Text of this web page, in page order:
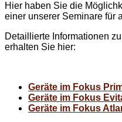
Hier haben Sie die
einer unserer Seminare für
Detaillierte Informationen
erhalten Sie hier:
Geräte im Fokus
Geräte im Fokus
Geräte im Fokus